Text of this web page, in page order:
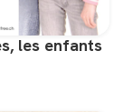
les enfants